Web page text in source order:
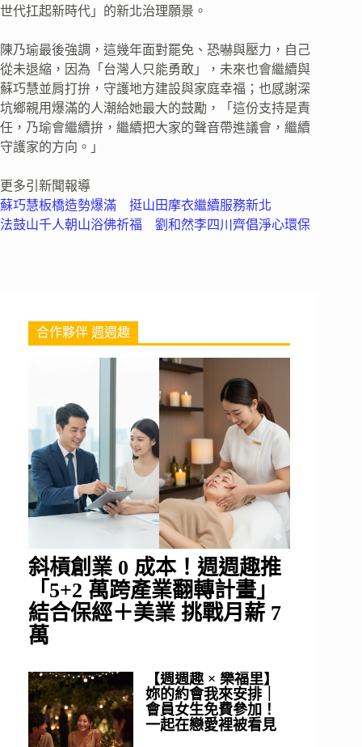
世代扛起新時代」的新北治理願景。
陳乃瑜最後強調，這幾年面對罷免、恐嚇與壓力，自己
從未退縮，因為「台灣人只能勇敢」，未來也會繼續與
蘇巧慧並肩打拚，守護地方建設與家庭幸福；也感謝深
坑鄉親用爆滿的人潮給她最大的鼓勵，「這份支持是責
任，乃瑜會繼續拚，繼續把大家的聲音帶進議會，繼續
守護家的方向。」
更多引新聞報導
蘇巧慧板橋造勢爆滿 挺山田摩衣繼續服務新北
法鼓山千人朝山浴佛祈福 劉和然李四川齊倡淨心環保
合作夥伴 週週趣
斜槓創業 0 成本！週週趣推
「5+2 萬跨產業翻轉計畫」
結合保經＋美業 挑戰月薪 7
萬
【週週趣 × 樂福里】
妳的約會我來安排｜
會員女生免費參加！
一起在戀愛裡被看見